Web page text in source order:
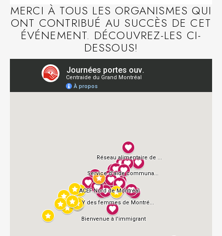
MERCI À TOUS LES ORGANISMES QUI
ONT CONTRIBUÉ AU SUCCÈS DE CET
ÉVÉNEMENT. DÉCOUVREZ-LES CI-
DESSOUS!